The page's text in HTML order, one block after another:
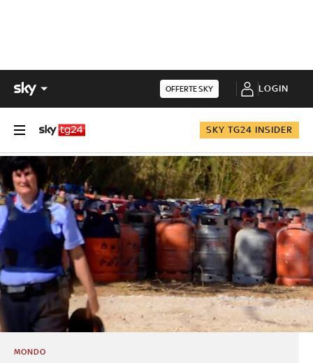
OFFERTE SKY LOGIN
SKY TG24 INSIDER
MONDO